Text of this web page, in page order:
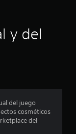
a
o
n
e
y del
del juego
cosméticos
del